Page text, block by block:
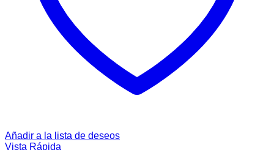
Añadir a la lista de deseos
Vista Rápida